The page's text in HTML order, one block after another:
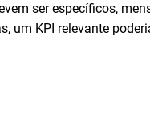
ser específicos,
um KPI relevante